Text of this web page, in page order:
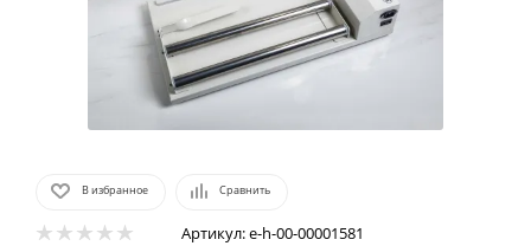
В избранное Сравнить
Артикул:e-h-00-00001581